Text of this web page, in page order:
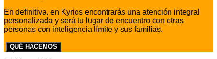
En definitiva, en Kyrios encontrarás una atención integral
personalizada y será tu lugar de encuentro con otras
personas con inteligencia límite y sus familias.
QUÉ HACEMOS